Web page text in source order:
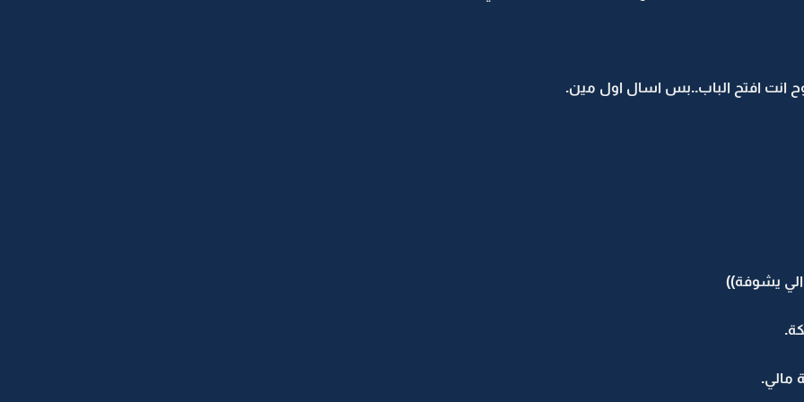
افتح الباب..بس اسال اول مين.
الي يشوفة))
مالي.